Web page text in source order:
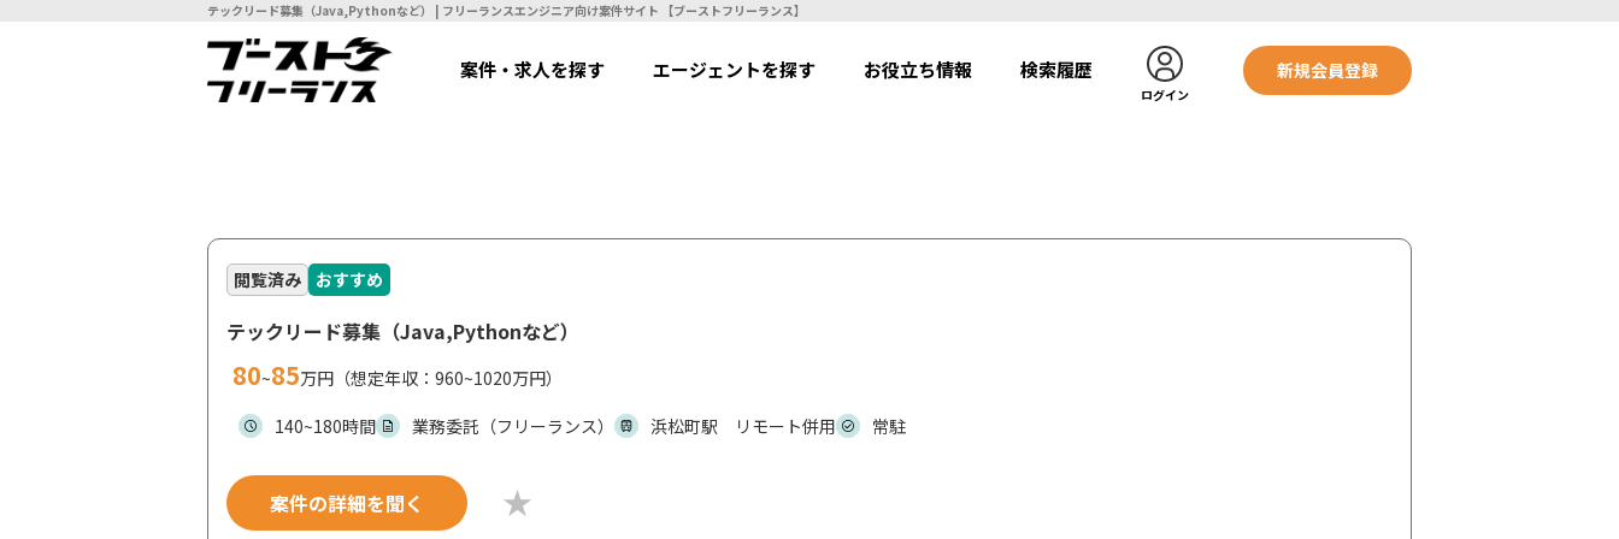
テックリード募集（Java,Pythonなど） | フリーランスエンジニア向け案件サイト 【ブーストフリーランス】
案件・求人を探す エージェントを探す お役立ち情報 検索履歴
ログイン
新規会員登録
閲覧済み おすすめ
テックリード募集（Java,Pythonなど）
80~85万円（想定年収：960~1020万円）
140~180時間
業務委託（フリーランス） 浜松町駅 リモート併用 常駐
案件の詳細を聞く